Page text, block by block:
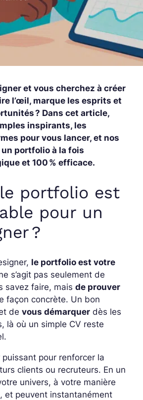
et vous cherchez à créer
l’œil, marque les esprits et
? Dans cet article,
inspirants, les
pour vous lancer, et nos
portfolio à la fois
et 100 % efficace.
portfolio est
pour un
?
le portfolio est votre
s’agit pas seulement de
savez faire, mais de prouver
façon concrète. Un bon
de vous démarquer dès les
là où un simple CV reste
puissant pour renforcer la
clients ou recruteurs. En un
univers, à votre manière
, et peuvent instantanément